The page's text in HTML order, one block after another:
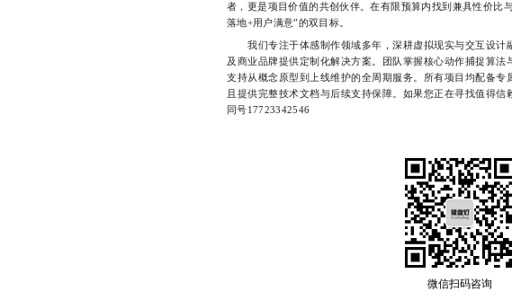
者，更是项目价值的共创伙伴。在有限预算内找到兼具性价比
落地+用户满意”的双目标。
我们专注于体感制作领域多年，深耕虚拟现实与交互设计
及商业品牌提供定制化解决方案。团队掌握核心动作捕捉算法
支持从概念原型到上线维护的全周期服务。所有项目均配备专
且提供完整技术文档与后续支持保障。如果您正在寻找值得
同号17723342546
微信扫码咨询